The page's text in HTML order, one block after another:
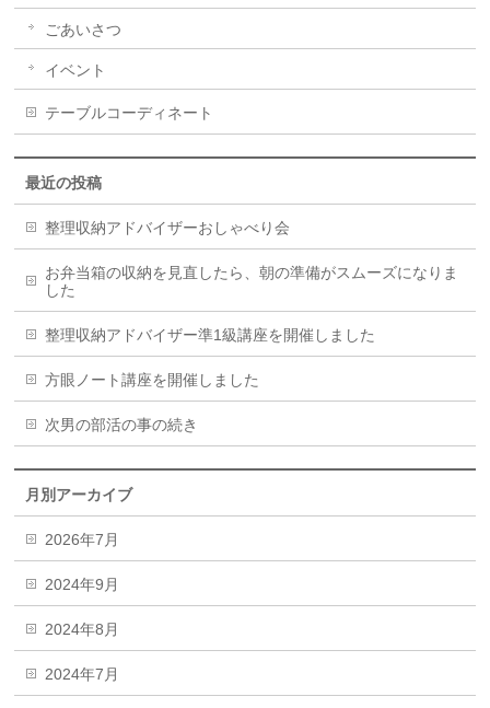
ごあいさつ
イベント
テーブルコーディネート
最近の投稿
整理収納アドバイザーおしゃべり会
お弁当箱の収納を見直したら、朝の準備がスムーズになりま
した
整理収納アドバイザー準1級講座を開催しました
方眼ノート講座を開催しました
次男の部活の事の続き
月別アーカイブ
2026年7月
2024年9月
2024年8月
2024年7月